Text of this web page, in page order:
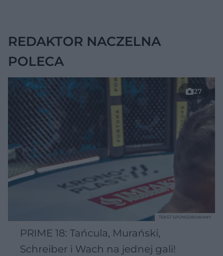
REDAKTOR NACZELNA
POLECA
27
PRIME 18: Tańcula, Murański,
Schreiber i Wach na jednej gali!
TEKST SPONSOROWANY